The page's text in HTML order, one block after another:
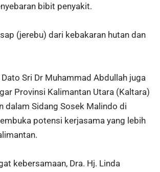
bibit penyakit.
(jerebu) dari kebakaran hutan dan
Sri Dr Muhammad Abdullah juga
Provinsi Kalimantan Utara (Kaltara)
dalam Sidang Sosek Malindo di
potensi kerjasama yang lebih
kebersamaan, Dra. Hj. Linda